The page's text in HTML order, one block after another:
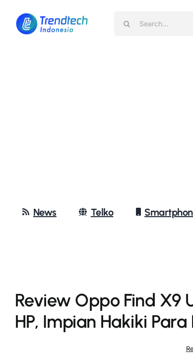
content
News Telko
Review Oppo Find X9
HP, Impian Hakiki